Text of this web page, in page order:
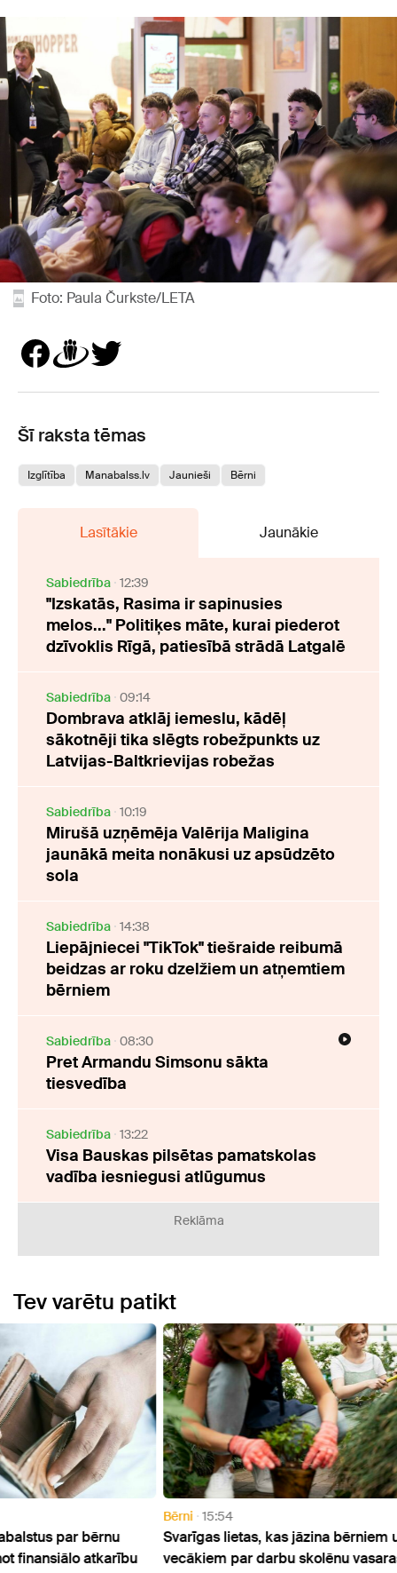
Foto: Paula Čurkste/LETA
Šī raksta tēmas
Izglītība Manabalss.lv Jaunieši Bērni
Lasītākie Jaunākie
Sabiedrība 12:39
"Izskatās, Rasima ir sapinusies
melos..." Politiķes māte, kurai piederot
dzīvoklis Rīgā, patiesībā strādā Latgalē
Sabiedrība 09:14
Dombrava atklāj iemeslu, kādēļ
sākotnēji tika slēgts robežpunkts uz
Latvijas-Baltkrievijas robežas
Sabiedrība 10:19
Mirušā uzņēmēja Valērija Maligina
jaunākā meita nonākusi uz apsūdzēto
sola
Sabiedrība 14:38
Liepājniecei "TikTok" tiešraide reibumā
beidzas ar roku dzelžiem un atņemtiem
bērniem
Sabiedrība 08:30
Pret Armandu Simsonu sākta
tiesvedība
Sabiedrība 13:22
Visa Bauskas pilsētas pamatskolas
vadība iesniegusi atlūgumus
Reklāma
Tev varētu patikt
Svarīgas lietas, kas jāzina bērniem un viņu
vecākiem par darbu skolēnu vasaras brīvlaikā